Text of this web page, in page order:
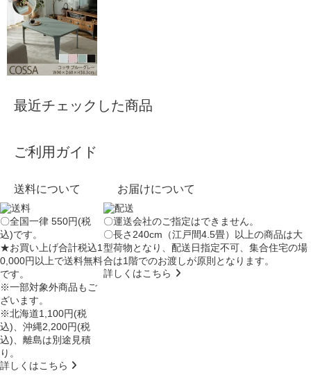
最近チェックした商品
ご利用ガイド
送料について
〇全国一律 550円(税
込)です。
★お買い上げ合計税込1
0,000円以上で送料無料
です。
※一部対象外商品もご
ざいます。
※北海道1,100円(税
込)、沖縄2,200円(税
込)、離島は別途見積
り。
詳しくはこちら
お届けについて
〇運送会社のご指定はできません。
〇長さ240cm（江戸間4.5畳）以上の商品は大
型荷物となり、配送日指定不可、集合住宅の場
合は1階でのお渡しが原則となります。
詳しくはこちら